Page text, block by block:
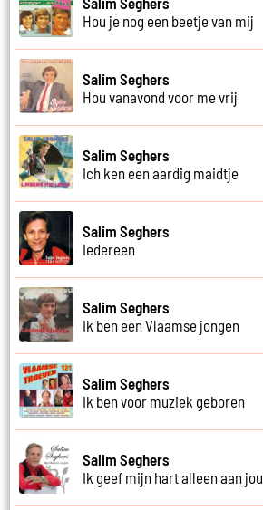
Hou je nog een beetje van mij
Salim Seghers
Hou vanavond voor me vrij
Salim Seghers
Ich ken een aardig maidtje
Salim Seghers
Iedereen
Salim Seghers
Ik ben een Vlaamse jongen
Salim Seghers
Ik ben voor muziek geboren
Salim Seghers
Ik geef mijn hart alleen aan jou